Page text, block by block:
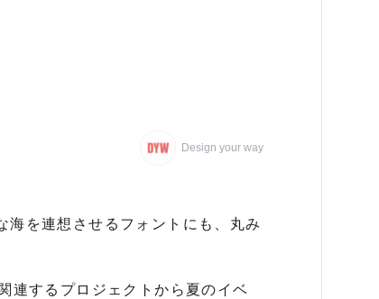
Design your way
海を連想させるフォントにも、丸み
連するプロジェクトから夏のイベ